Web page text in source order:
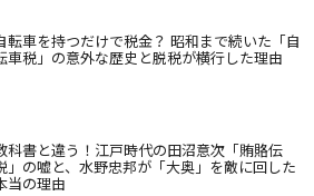
転車を持つだけで税金？ 昭和まで続いた「自
車税」の意外な歴史と脱税が横行した理由
科書と違う！江戸時代の田沼意次「賄賂伝
」の嘘と、水野忠邦が「大奥」を敵に回した
当の理由